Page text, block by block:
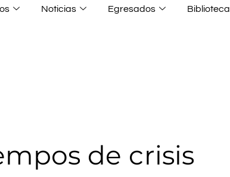
Noticias Egresados Biblioteca
de crisis